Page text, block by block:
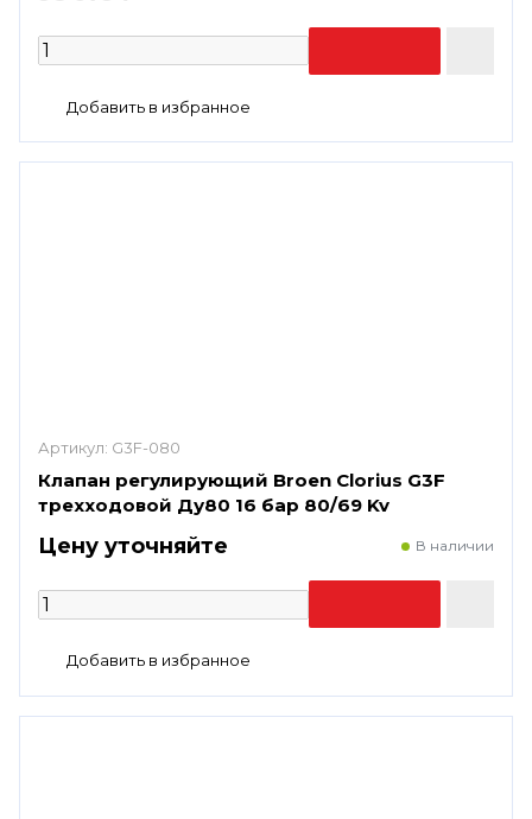
Артикул: G3F-080
Клапан регулирующий Broen Clorius G3F
трехходовой Ду80 16 бар 80/69 Kv
Цену уточняйте В наличии